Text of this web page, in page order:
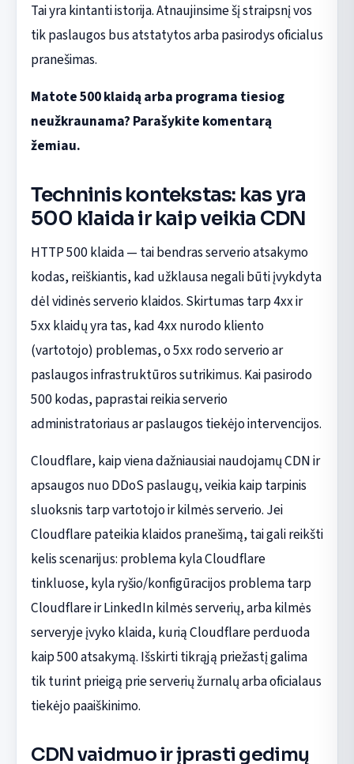
Tai yra kintanti istorija. Atnaujinsime šį straipsnį vos
tik paslaugos bus atstatytos arba pasirodys oficialus
pranešimas.
Matote 500 klaidą arba programa tiesiog
neužkraunama? Parašykite komentarą
žemiau.
Techninis kontekstas: kas yra
500 klaida ir kaip veikia CDN
HTTP 500 klaida — tai bendras serverio atsakymo
kodas, reiškiantis, kad užklausa negali būti įvykdyta
dėl vidinės serverio klaidos. Skirtumas tarp 4xx ir
5xx klaidų yra tas, kad 4xx nurodo kliento
(vartotojo) problemas, o 5xx rodo serverio ar
paslaugos infrastruktūros sutrikimus. Kai pasirodo
500 kodas, paprastai reikia serverio
administratoriaus ar paslaugos tiekėjo intervencijos.
Cloudflare, kaip viena dažniausiai naudojamų CDN ir
apsaugos nuo DDoS paslaugų, veikia kaip tarpinis
sluoksnis tarp vartotojo ir kilmės serverio. Jei
Cloudflare pateikia klaidos pranešimą, tai gali reikšti
kelis scenarijus: problema kyla Cloudflare
tinkluose, kyla ryšio/konfigūracijos problema tarp
Cloudflare ir LinkedIn kilmės serverių, arba kilmės
serveryje įvyko klaida, kurią Cloudflare perduoda
kaip 500 atsakymą. Išskirti tikrąją priežastį galima
tik turint prieigą prie serverių žurnalų arba oficialaus
tiekėjo paaiškinimo.
CDN vaidmuo ir įprasti gedimų